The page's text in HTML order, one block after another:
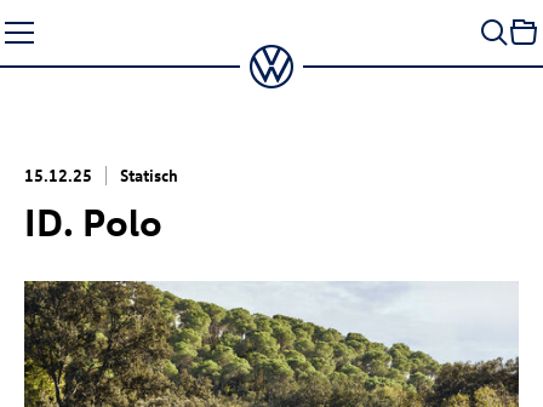
Seiteninhalt
springen
15.12.25 Statisch
ID. Polo